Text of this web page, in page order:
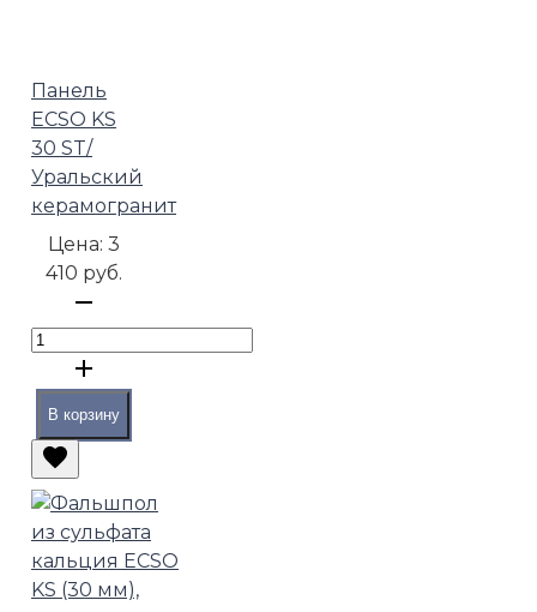
Панель
ECSO KS
30 ST/
Уральский
керамогранит
Цена:3
410 руб.
В корзину